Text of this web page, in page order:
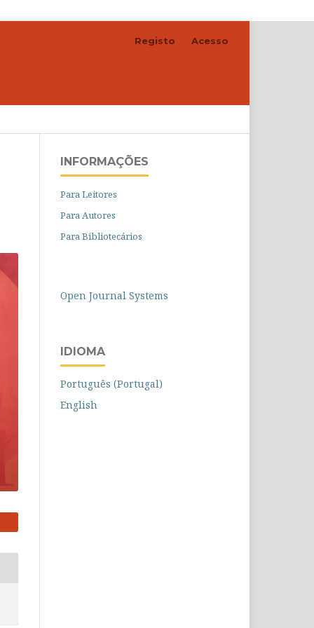
Registo Acesso
INFORMAÇÕES
Para Leitores
Para Autores
Para Bibliotecários
Open Journal Systems
IDIOMA
Português (Portugal)
English